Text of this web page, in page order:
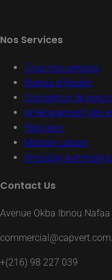
Nos Services
Tous nos services
Bureau d’études
Conception de
Aménagement des
Pépiniere
Mobilier urbain
Arrosage
Contact Us
Avenue Okba Ibnou
+(216) 98 227 039